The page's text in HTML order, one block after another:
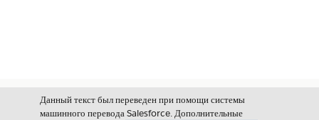
Данный текст был переведен при помощи системы
машинного перевода Salesforce. Дополнительные